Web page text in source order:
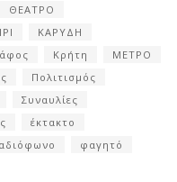
ΘΕΑΤΡΟ
ΚΑΡΥΔΗ
Κρήτη
ΜΕΤΡΟ
Πολιτισμός
Συναυλίες
έκτακτο
φαγητό